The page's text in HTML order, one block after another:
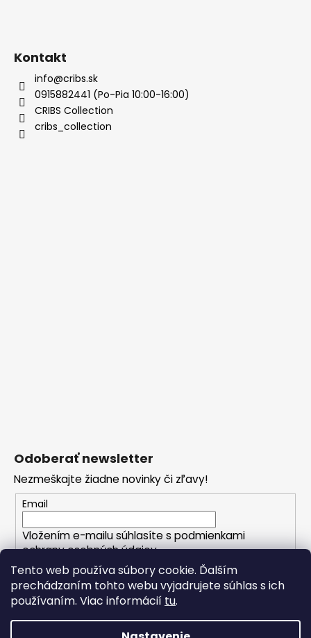
Tento web používa súbory cookie. Ďalším
prechádzaním tohto webu vyjadrujete súhlas s ich
používaním. Viac informácií tu.
Kontakt
info@cribs.sk
0915882441 (Po-Pia 10:00-16:00)
CRIBS Collection
cribs_collection
Odoberať newsletter
Nezmeškajte žiadne novinky či zľavy!
Email
Vložením e-mailu súhlasíte spodmienkami
ochrany osobných údajov
PRIHLÁSIŤ SA